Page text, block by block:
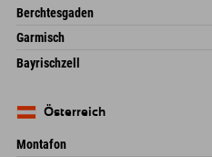
Deutschland
An der Riese 45
87484 Nesselwang im Allgäu
Deutschland
Berchtesgaden
Hofreitstr. 7
Deutschland
Garmisch
Frickenstraße 22
82490 Farchant
Bayrischzell
Deutschland
Österreich
Montafon